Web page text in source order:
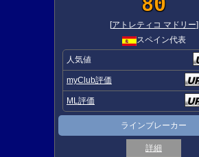
[アトレティコ マドリー]
スペイン代表
人気値
myClub評価
ML評価
ラインブレーカー
詳細